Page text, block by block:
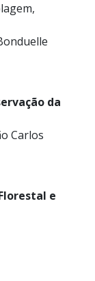
da
Carlos
e